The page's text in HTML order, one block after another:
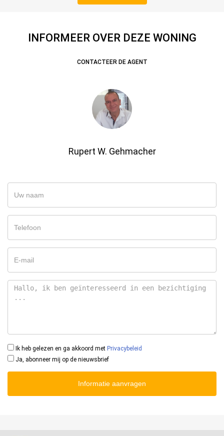
INFORMEER OVER DEZE WONING
CONTACTEER DE AGENT
Rupert W. Gehmacher
Ik heb gelezen en ga akkoord met Privacybeleid
Ja, abonneer mij op de nieuwsbrief
Informatie aanvragen